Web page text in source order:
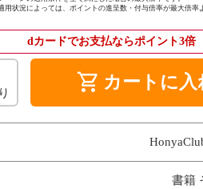
用状況によっては、ポイントの進呈数・付与倍率が最大倍率
dカードでお支払ならポイント3倍
shopping_cart カートに入
書籍